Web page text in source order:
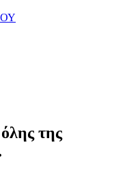
της